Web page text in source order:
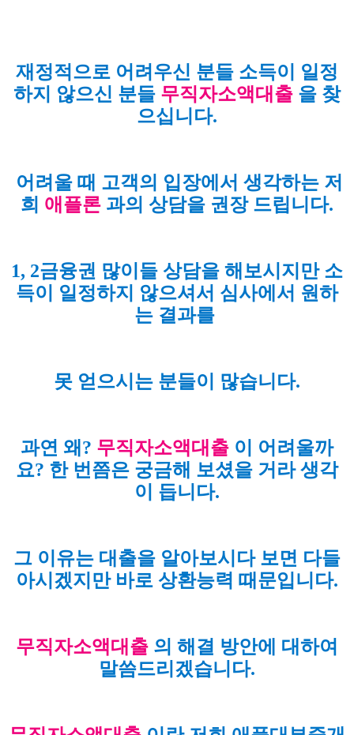
재정적으로 어려우신 분들 소득이 일정
하지 않으신 분들 무직자소액대출 을 찾
으십니다.
어려울 때 고객의 입장에서 생각하는 저
희 애플론 과의 상담을 권장 드립니다.
1, 2금융권 많이들 상담을 해보시지만 소
득이 일정하지 않으셔서 심사에서 원하
는 결과를
못 얻으시는 분들이 많습니다.
과연 왜? 무직자소액대출 이 어려울까
요? 한 번쯤은 궁금해 보셨을 거라 생각
이 듭니다.
그 이유는 대출을 알아보시다 보면 다들
아시겠지만 바로 상환능력 때문입니다.
무직자소액대출 의 해결 방안에 대하여
말씀드리겠습니다.